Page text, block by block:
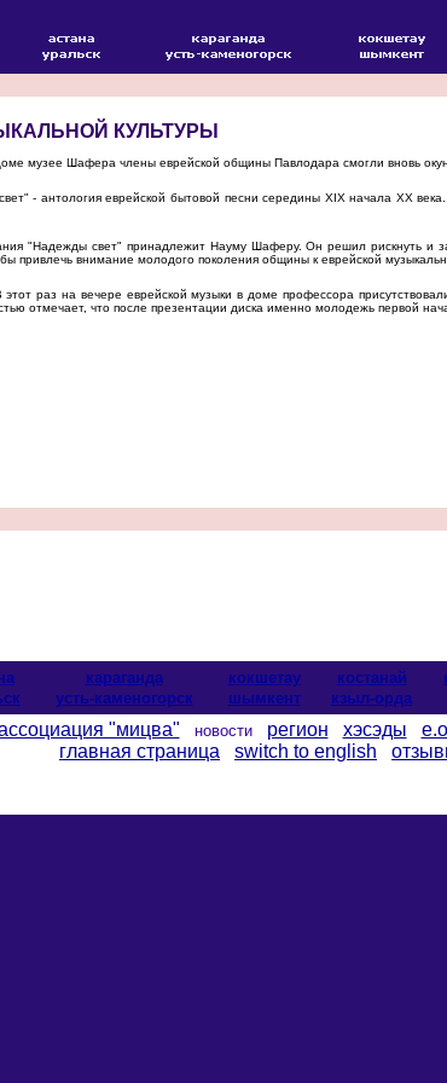
КУЛЬТУРЫ
музее Шафера члены еврейской общины Павлодара смогли вновь
- антология еврейской бытовой песни середины XIX начала XX
"Надежды свет" принадлежит Науму Шаферу. Он решил рискнуть и
привлечь внимание молодого поколения общины к еврейской
раз на вечере еврейской музыки в доме профессора
отмечает, что после презентации диска именно молодежь первой
караганда кокшетау костанай
усть-каменогорск шымкент кзыл-орда
"мицва" новости регион хэсэды
главная страница
switch to english